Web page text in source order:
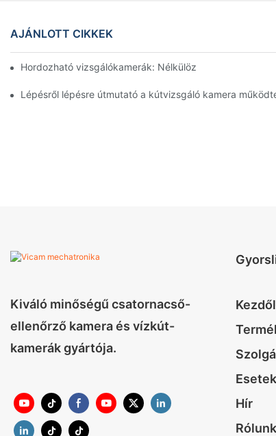
AJÁNLOTT CIKKEK
Hordozható vizsgálókamerák: Nélkülözhetetlen
Lépésről lépésre útmutató a kútvizsgáló kamera
Kiváló minőségű csatornacső-
ellenőrző kamera és vízkút-
kamerák gyártója.
Esetek
Hír
Rólunk